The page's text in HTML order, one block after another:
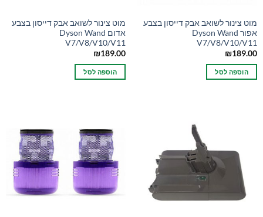
מוט צינור לשואב אבק דייסון בצבע
אפור Dyson Wand
V7/V8/V10/V11
₪189.00
הוספה לסל
מוט צינור לשואב אבק דייסון בצבע
אדום Dyson Wand
V7/V8/V10/V11
₪189.00
הוספה לסל